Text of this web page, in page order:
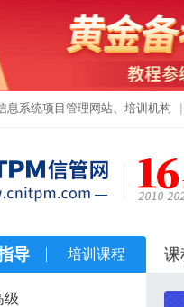
息系统项目管理网站、培训机构
导 培训课程 课
级 软考